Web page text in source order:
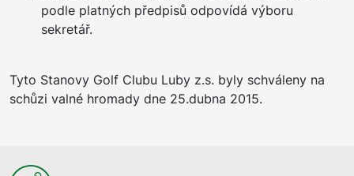
podle platných předpisů odpovídá výboru
sekretář.
Tyto Stanovy Golf Clubu Luby z.s. byly schváleny na
schůzi valné hromady dne 25.dubna 2015.